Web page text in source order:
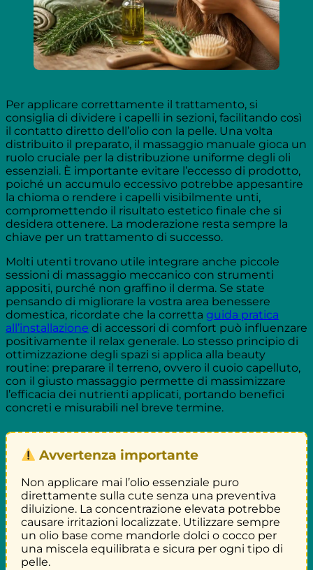
Per applicare correttamente il trattamento, si
consiglia di dividere i capelli in sezioni, facilitando così
il contatto diretto dell’olio con la pelle. Una volta
distribuito il preparato, il massaggio manuale gioca un
ruolo cruciale per la distribuzione uniforme degli oli
essenziali. È importante evitare l’eccesso di prodotto,
poiché un accumulo eccessivo potrebbe appesantire
la chioma o rendere i capelli visibilmente unti,
compromettendo il risultato estetico finale che si
desidera ottenere. La moderazione resta sempre la
chiave per un trattamento di successo.
Molti utenti trovano utile integrare anche piccole
sessioni di massaggio meccanico con strumenti
appositi, purché non graffino il derma. Se state
pensando di migliorare la vostra area benessere
domestica, ricordate che la corretta guida pratica
all’installazione di accessori di comfort può influenzare
positivamente il relax generale. Lo stesso principio di
ottimizzazione degli spazi si applica alla beauty
routine: preparare il terreno, ovvero il cuoio capelluto,
con il giusto massaggio permette di massimizzare
l’efficacia dei nutrienti applicati, portando benefici
concreti e misurabili nel breve termine.
Avvertenza importante
Non applicare mai l’olio essenziale puro
direttamente sulla cute senza una preventiva
diluizione. La concentrazione elevata potrebbe
causare irritazioni localizzate. Utilizzare sempre
un olio base come mandorle dolci o cocco per
una miscela equilibrata e sicura per ogni tipo di
pelle.